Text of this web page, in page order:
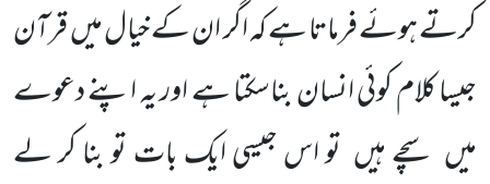
کرتے ہوئے فرماتا ہے کہ اگر ان کے خیال میں قرآن
جیسا کلام کوئی انسانبناسکتا ہے اور یہ اپنے دعوے
میں سچے ہیں تو اس جیسی ایک بات تو بنا کر لے